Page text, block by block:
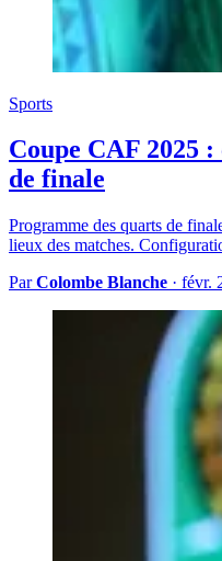
Sports
Coupe CAF 2025
de finale
Programme des quarts de
lieux des matches.
ParColombe Blanche · févr.